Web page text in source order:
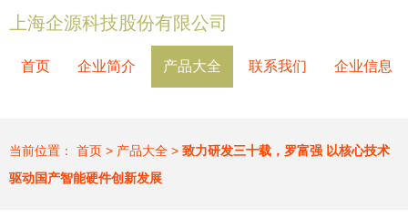
上海企源科技股份有限公司
首页 企业简介 产品大全 联系我们 企业信息
当前位置： 首页 > 产品大全 > 致力研发三十载，罗富强 以核心技术
驱动国产智能硬件创新发展